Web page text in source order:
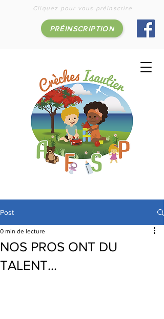
Cliquez pour vous préinscrire
PRÉINSCRIPTION
Post
NOS PROS ONT DU
TALENT...
0 min de lecture